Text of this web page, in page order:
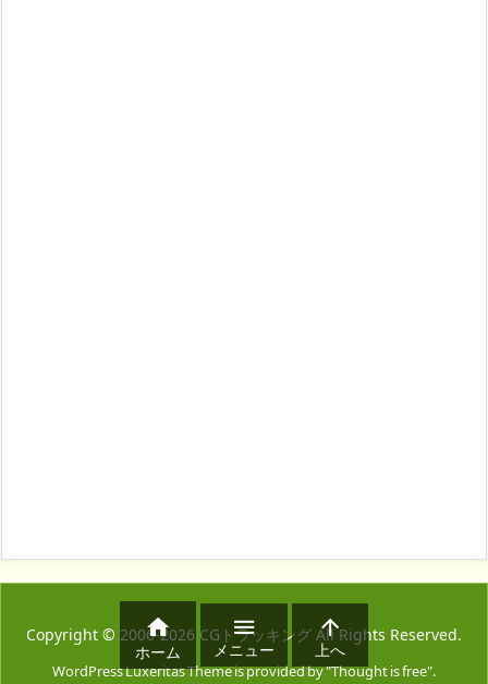
Copyright © 2006-2026 CGトラッキング All Rights Reserved.
WordPress Luxeritas Theme is provided by "Thought is free".

ホーム

メニュー

上へ